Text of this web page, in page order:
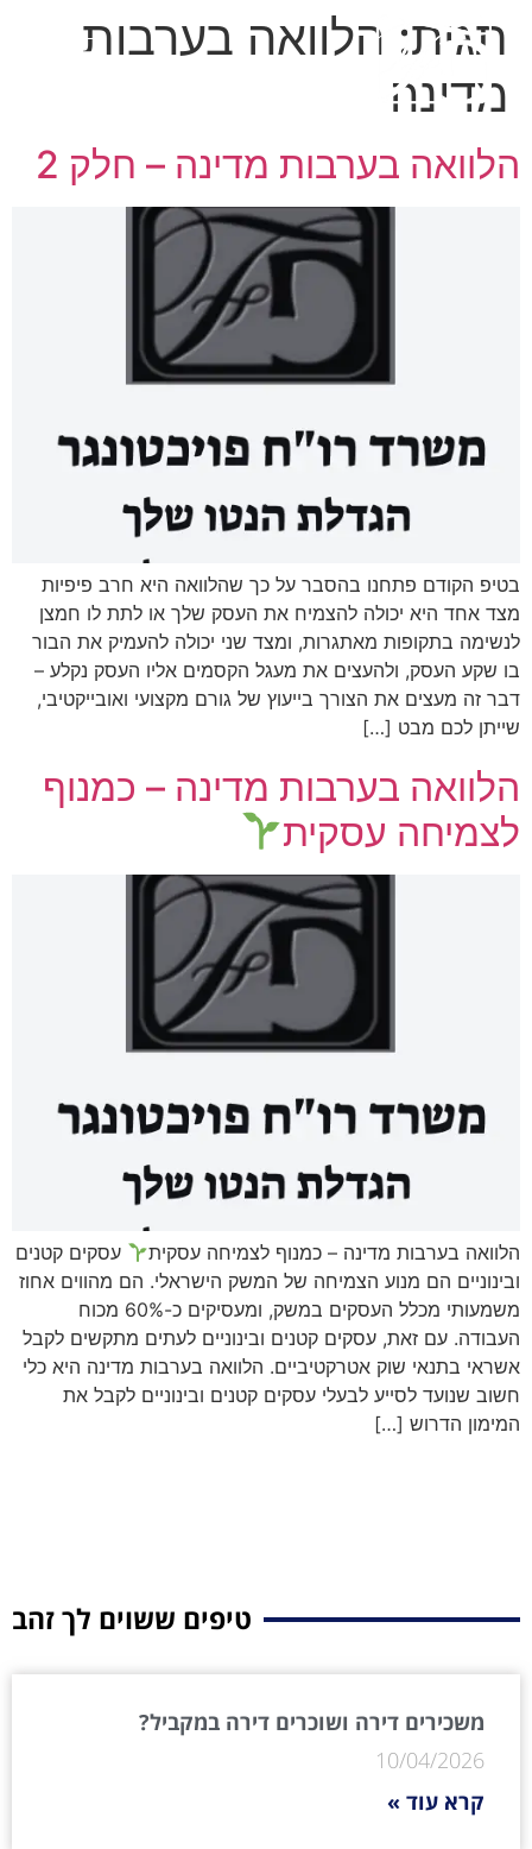
תגית: הלוואה בערבות
מדינה
הלוואה בערבות מדינה – חלק 2
בטיפ הקודם פתחנו בהסבר על כך שהלוואה היא חרב פיפיות
מצד אחד היא יכולה להצמיח את העסק שלך או לתת לו חמצן
לנשימה בתקופות מאתגרות, ומצד שני יכולה להעמיק את הבור
בו שקע העסק, ולהעצים את מעגל הקסמים אליו העסק נקלע –
דבר זה מעצים את הצורך בייעוץ של גורם מקצועי ואובייקטיבי,
שייתן לכם מבט […]
הלוואה בערבות מדינה – כמנוף
לצמיחה עסקית
הלוואה בערבות מדינה – כמנוף לצמיחה עסקית
עסקים קטנים
ובינוניים הם מנוע הצמיחה של המשק הישראלי. הם מהווים אחוז
משמעותי מכלל העסקים במשק, ומעסיקים כ-60% מכוח
העבודה. עם זאת, עסקים קטנים ובינוניים לעתים מתקשים לקבל
אשראי בתנאי שוק אטרקטיביים. הלוואה בערבות מדינה היא כלי
חשוב שנועד לסייע לבעלי עסקים קטנים ובינוניים לקבל את
המימון הדרוש […]
טיפים ששוים לך זהב
משכירים דירה ושוכרים דירה במקביל?
10/04/2026
קרא עוד »